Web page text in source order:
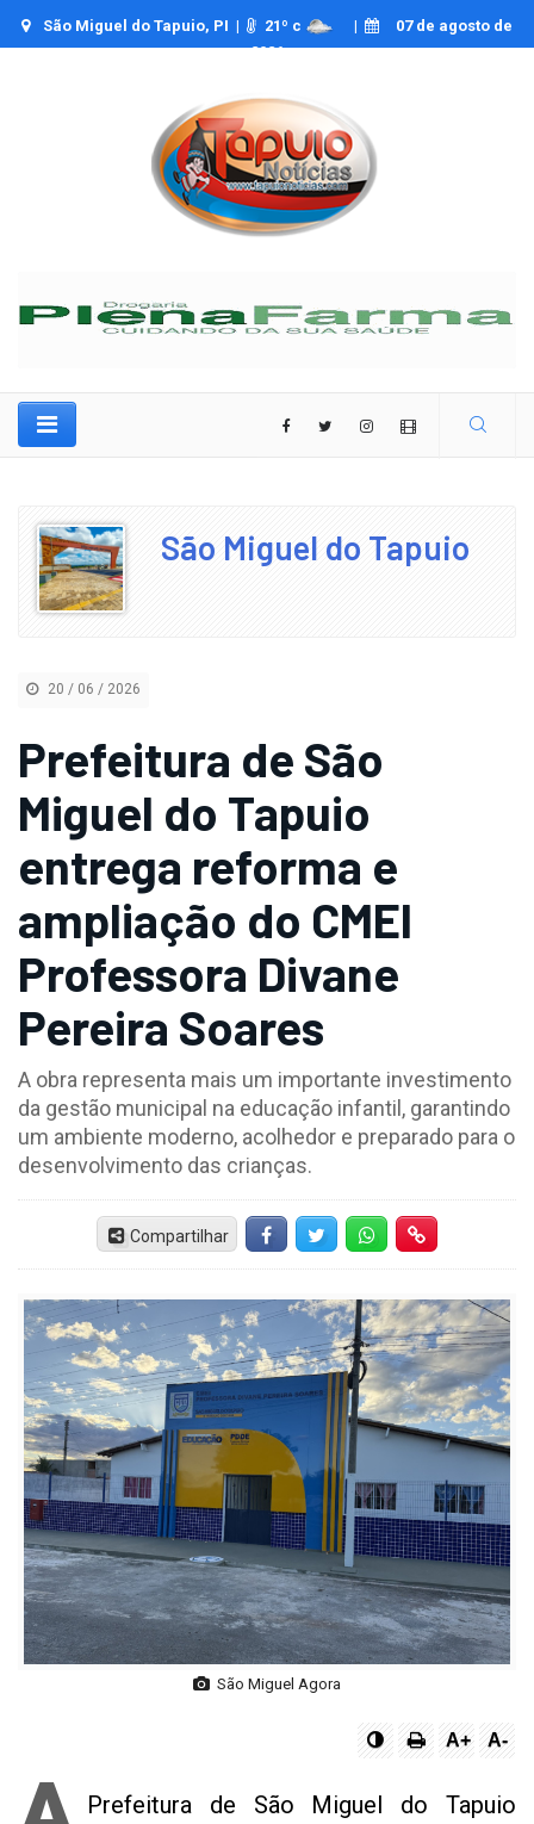
São Miguel do Tapuio, PI | 21º c |
07 de agosto de
2026
São Miguel do Tapuio
20 / 06 / 2026
Prefeitura de São
Miguel do Tapuio
entrega reforma e
ampliação do CMEI
Professora Divane
Pereira Soares
A obra representa mais um importante investimento
da gestão municipal na educação infantil, garantindo
um ambiente moderno, acolhedor e preparado para o
desenvolvimento das crianças.
Compartilhar FacebookTwitter Whatsapp
São Miguel Agora
A+ A-
Prefeitura de São Miguel do Tapuio